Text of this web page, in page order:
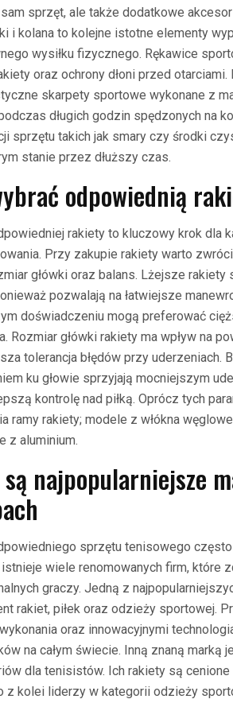
sprzęt, ale także dodatkowe
i kolana to kolejne istotne elementy
wysiłku fizycznego. Rękawice
oraz ochrony dłoni przed
skarpety sportowe wykonane z
długich godzin spędzonych na
sprzętu takich jak smary czy środki
stanie przez dłuższy czas.
odpowiednią
rakiety to kluczowy krok dla
Przy zakupie rakiety warto
główki oraz balans. Lżejsze
pozwalają na łatwiejsze
doświadczeniu mogą preferować
Rozmiar główki rakiety ma wpływ na
tolerancja błędów przy uderzeniach.
ku głowie sprzyjają mocniejszym
kontrolę nad piłką. Oprócz tych
ramy rakiety; modele z włókna
z aluminium.
są najpopularniejsze
sprzętu tenisowego
istnieje wiele renomowanych firm, które
graczy. Jedną z
rakiet, piłek oraz odzieży sportowej.
oraz innowacyjnymi
na całym świecie. Inną znaną
dla tenisistów. Ich rakiety są
z kolei liderzy w kategorii odzieży